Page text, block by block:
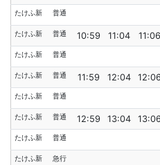
たけふ新 普通
たけふ新 普通 10:59 11:04 11:06
たけふ新 普通
たけふ新 普通 11:59 12:04 12:06
たけふ新 普通
たけふ新 普通 12:59 13:04 13:06
たけふ新 普通
たけふ新 急行